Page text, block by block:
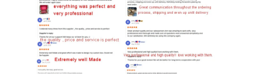
Etichetta adesiva
Borsa d'imballaggio della maschera facciale
Stampa di opuscoli su misura